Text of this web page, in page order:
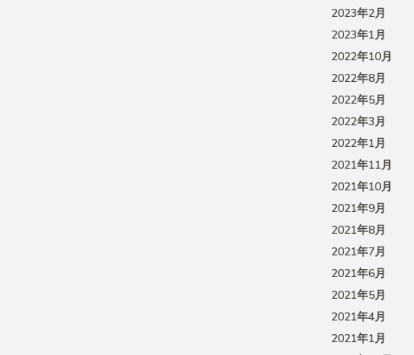
2023年2月
2023年1月
2022年10月
2022年8月
2022年5月
2022年3月
2022年1月
2021年11月
2021年10月
2021年9月
2021年8月
2021年7月
2021年6月
2021年5月
2021年4月
2021年1月